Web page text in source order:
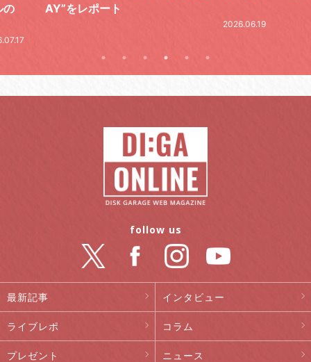
の
AY”をレポート
2026.06.19
最新記事 インタビュー
ライブレポ コラム
プレゼント ニュース
follow us